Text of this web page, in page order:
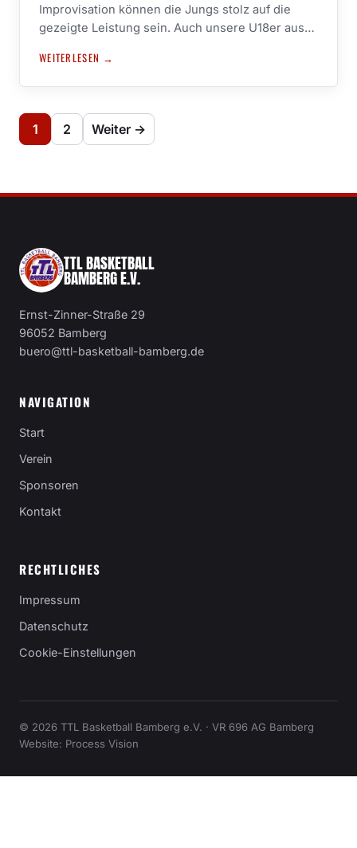
Improvisation können die Jungs stolz auf die
gezeigte Leistung sein. Auch unsere U18er aus…
WEITERLESEN →
1 2 Weiter →
TTL BASKETBALL
BAMBERG E.V.
Ernst-Zinner-Straße 29
96052 Bamberg
buero@ttl-basketball-bamberg.de
NAVIGATION
Start
Verein
Sponsoren
Kontakt
RECHTLICHES
Impressum
Datenschutz
Cookie-Einstellungen
© 2026 TTL Basketball Bamberg e.V. · VR 696 AG Bamberg
Website: Process Vision